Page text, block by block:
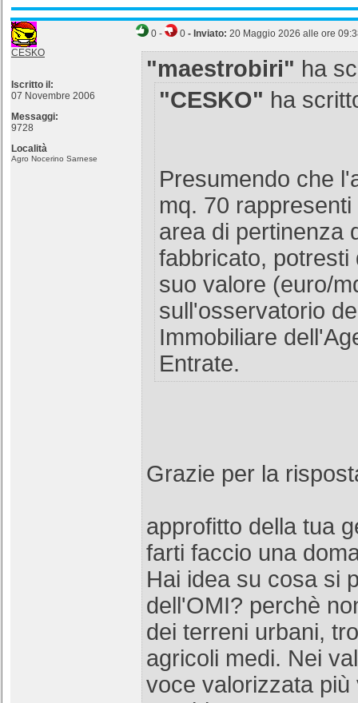
CESKO
Iscritto il:
07 Novembre 2006
Messaggi:
9728
Località
Agro Nocerino Sarnese
0 - 0 - Inviato: 20 Maggio 2026 alle ore
"maestrobiri" ha
"CESKO" ha
Presumendo che
mq. 70
area di pertinenza
fabbricato, potresti
suo valore (euro/
sull'osservatorio
Immobiliare
Entrate.
Grazie per la
approfitto della tua
farti faccio una
Hai idea su cosa si
dell'OMI? perchè
dei terreni urbani,
agricoli medi. Nei
voce valorizzata più